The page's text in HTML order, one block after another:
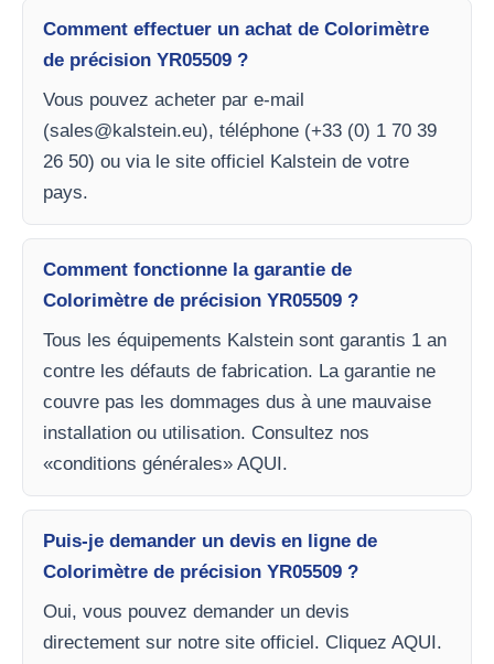
Comment effectuer un achat de Colorimètre
de précision YR05509 ?
Vous pouvez acheter par e-mail
(sales@kalstein.eu), téléphone (+33 (0) 1 70 39
26 50) ou via le site officiel Kalstein de votre
pays.
Comment fonctionne la garantie de
Colorimètre de précision YR05509 ?
Tous les équipements Kalstein sont garantis 1 an
contre les défauts de fabrication. La garantie ne
couvre pas les dommages dus à une mauvaise
installation ou utilisation. Consultez nos
«conditions générales» AQUI.
Puis-je demander un devis en ligne de
Colorimètre de précision YR05509 ?
Oui, vous pouvez demander un devis
directement sur notre site officiel. Cliquez AQUI.